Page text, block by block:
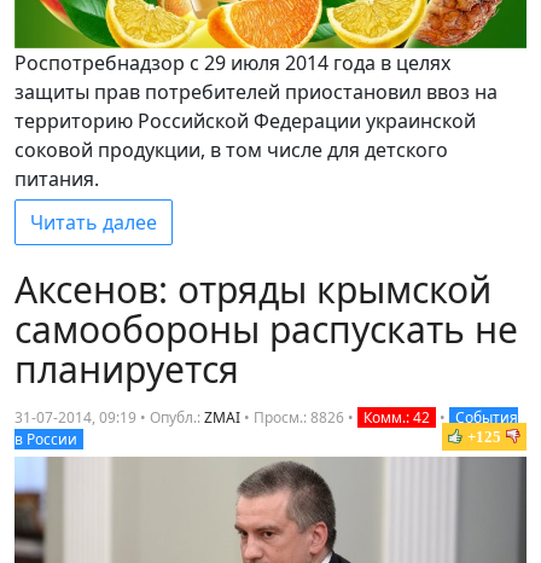
Роспотребнадзор с 29 июля 2014 года в целях
защиты прав потребителей приостановил ввоз на
территорию Российской Федерации украинской
соковой продукции, в том числе для детского
питания.
Читать далее
Аксенов: отряды крымской
самообороны распускать не
планируется
31-07-2014, 09:19 • Опубл.:ZMAI • Просм.: 8826 • Комм.: 42 • События
в России
+125